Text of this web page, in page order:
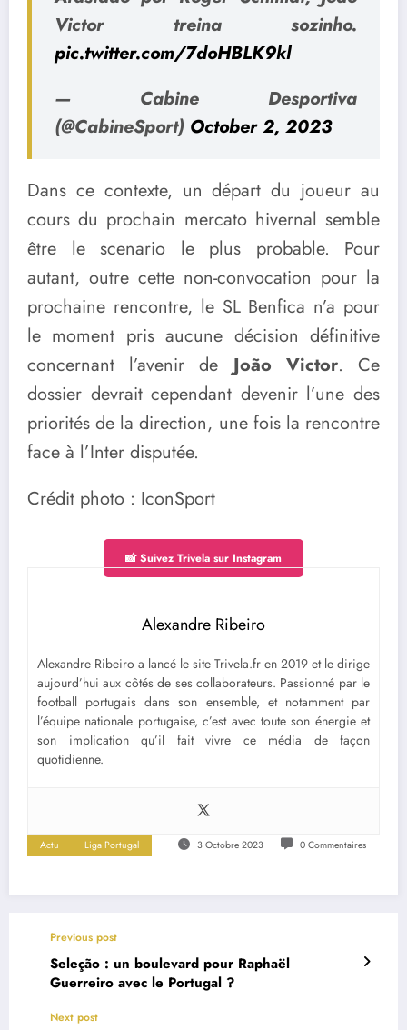
Victor treina sozinho.
pic.twitter.com/7doHBLK9kl
— Cabine Desportiva
(@CabineSport) October 2, 2023
Dans ce contexte, un départ du joueur au
cours du prochain mercato hivernal semble
être le scenario le plus probable. Pour
autant, outre cette non-convocation pour la
prochaine rencontre, le SL Benfica n’a pour
le moment pris aucune décision définitive
concernant l’avenir deJoão Victor. Ce
dossier devrait cependant devenir l’une des
priorités de la direction, une fois la rencontre
face à l’Inter disputée.
Crédit photo : IconSport
📸 Suivez Trivela sur Instagram
Alexandre Ribeiro
Alexandre Ribeiro a lancé le site Trivela.fr en 2019 et le dirige
aujourd’hui aux côtés de ses collaborateurs. Passionné par le
football portugais dans son ensemble, et notamment par
l’équipe nationale portugaise, c’est avec toute son énergie et
son implication qu’il fait vivre ce média de façon
quotidienne.
Actu Liga Portugal 3 Octobre 2023 0 Commentaires
Previous post
Seleção : un boulevard pour Raphaël
Guerreiro avec le Portugal ?
Next post